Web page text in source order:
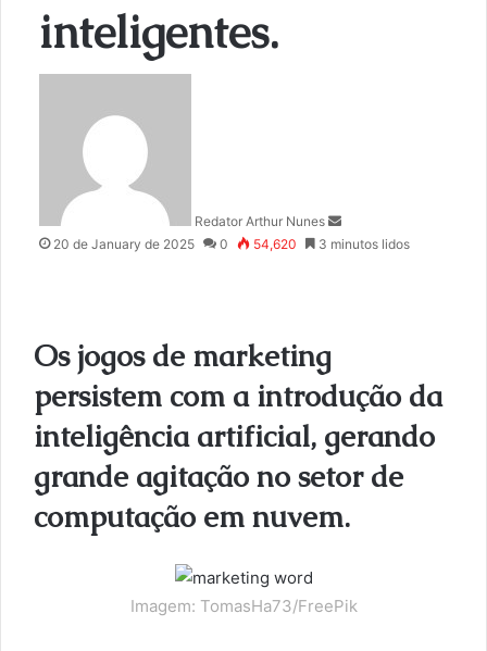
inteligentes.
Redator Arthur Nunes
m
20 de January de 2025 0 54,620 3 minutos lidos
Os jogos de marketing
persistem com a introdução da
inteligência artificial, gerando
grande agitação no setor de
computação em nuvem.
Imagem: TomasHa73/FreePik